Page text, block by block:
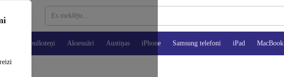
Viedpulksteņi Aksesuāri Austiņas iPhone Samsung telefoni iPad MacBook